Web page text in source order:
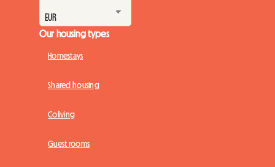
Our housing types
Homestays
Shared housing
Coliving
Guest rooms